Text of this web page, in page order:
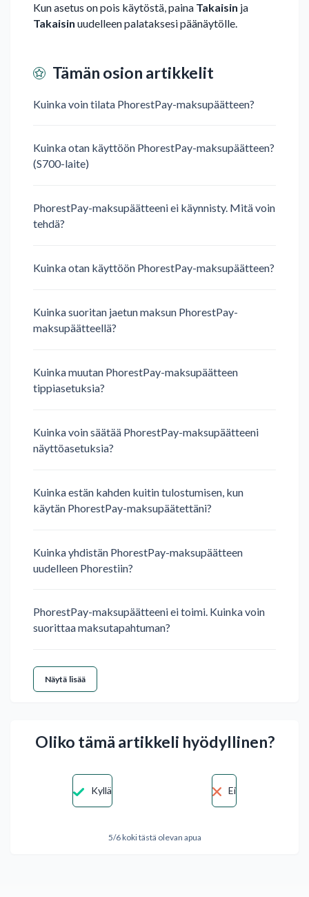
Kun asetus on pois käytöstä, paina Takaisin ja
Takaisin uudelleen palataksesi päänäytölle.
Tämän osion artikkelit
Kuinka voin tilata PhorestPay-maksupäätteen?
Kuinka otan käyttöön PhorestPay-maksupäätteen?
(S700-laite)
PhorestPay-maksupäätteeni ei käynnisty. Mitä voin
tehdä?
Kuinka otan käyttöön PhorestPay-maksupäätteen?
Kuinka suoritan jaetun maksun PhorestPay-
maksupäätteellä?
Kuinka muutan PhorestPay-maksupäätteen
tippiasetuksia?
Kuinka voin säätää PhorestPay-maksupäätteeni
näyttöasetuksia?
Kuinka estän kahden kuitin tulostumisen, kun
käytän PhorestPay-maksupäätettäni?
Kuinka yhdistän PhorestPay-maksupäätteen
uudelleen Phorestiin?
PhorestPay-maksupäätteeni ei toimi. Kuinka voin
suorittaa maksutapahtuman?
Näytä lisää
Oliko tämä artikkeli hyödyllinen?
Kyllä Ei
5/6 koki tästä olevan apua